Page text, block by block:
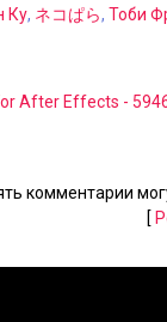
Ку, ネコぱら, Тоби
After Effects -
комментарии
[